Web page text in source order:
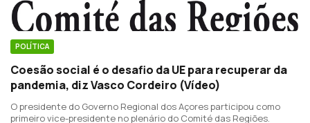
POLÍTICA
Coesão social é o desafio da UE para recuperar da
pandemia, diz Vasco Cordeiro (Vídeo)
O presidente do Governo Regional dos Açores participou como
primeiro vice-presidente no plenário do Comité das Regiões.